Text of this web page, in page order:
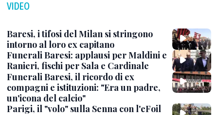
VIDEO
Baresi, i tifosi del Milan si stringono
intorno al loro ex capitano
Funerali Baresi: applausi per Maldini e
Ranieri, fischi per Sala e Cardinale
Funerali Baresi, il ricordo di ex
compagni e istituzioni: "Era un padre,
un'icona del calcio"
Parigi, il "volo" sulla Senna con l'eFoil